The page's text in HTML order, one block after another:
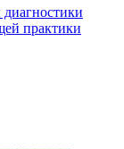
диагностики
практики